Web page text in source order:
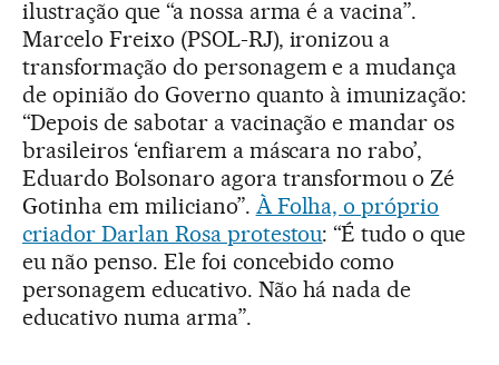
ilustração que “a nossa arma é a vacina”.
Marcelo Freixo (PSOL-RJ), ironizou a
transformação do personagem e a mudança
de opinião do Governo quanto à imunização:
“Depois de sabotar a vacinação e mandar os
brasileiros ‘enfiarem a máscara no rabo’,
Eduardo Bolsonaro agora transformou o Zé
Gotinha em miliciano”. À Folha, o próprio
criador Darlan Rosa protestou: “É tudo o que
eu não penso. Ele foi concebido como
personagem educativo. Não há nada de
educativo numa arma”.